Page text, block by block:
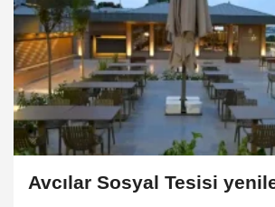
Avcılar Sosyal Tesisi